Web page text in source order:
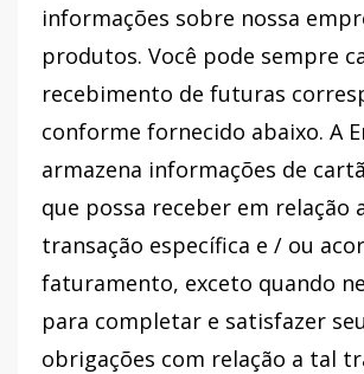
informações sobre nossa
produtos. Você pode sempre
recebimento de futuras
conforme fornecido abaixo. A
armazena informações de
que possa receber em relação
transação específica e / ou
faturamento, exceto quando
para completar e satisfazer
obrigações com relação a tal